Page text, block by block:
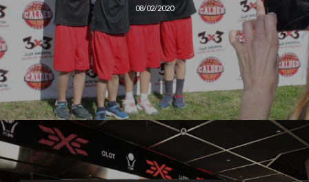
08/02/2020